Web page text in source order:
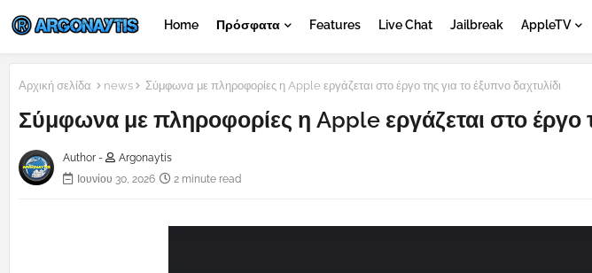
Home Πρόσφατα Features Live Chat Jailbreak AppleTV
Αρχική σελίδα news Σύμφωνα με πληροφορίες η Apple εργάζεται στο έργο της για το έξυπνο δαχτυλίδι
Σύμφωνα με πληροφορίες η Apple εργάζεται στο έργο
Author -
Argonaytis
Ιουνίου 30, 2026
2 minute read